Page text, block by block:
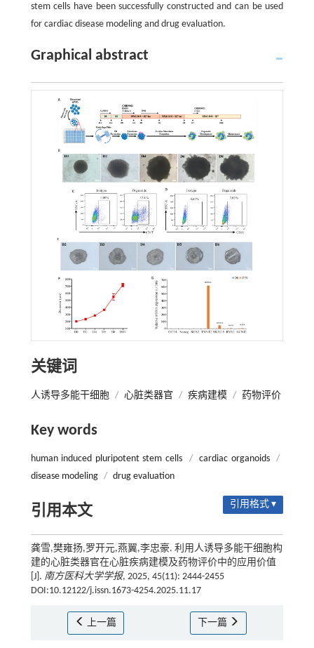
stem cells have been successfully constructed and can be used
for cardiac disease modeling and drug evaluation.
Graphical abstract
关键词
人诱导多能干细胞 / 心脏类器官 / 疾病建模 / 药物评价
Key words
human induced pluripotent stem cells / cardiac organoids
/
disease modeling / drug evaluation
引用本文 引用格式 ▾
龚雪,樊雍扬,罗开元,燕翼,李忠豪. 利用人诱导多能干细胞构
建的心脏类器官在心脏疾病建模及药物评价中的应用价值
[J]. 南方医科大学学报, 2025, 45(11): 2444-2455
DOI:10.12122/j.issn.1673-4254.2025.11.17
上一篇 下一篇